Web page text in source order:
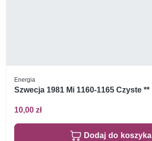
Energia
Szwecja 1981 Mi 1160-1165 Czyste **
10,00 zł
Dodaj do koszyka